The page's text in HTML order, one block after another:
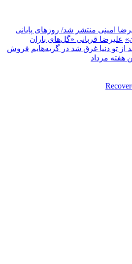
امینی منتشر شد/ روزهای پایانی
علیرضا قربانی «گل‌های باران
از تو دنیا غرق شد در گریه‌هایم فروش